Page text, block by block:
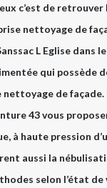
c’est de retrouver
nettoyage de
L Eglise dans
qui possède
de façade.
43 vous
à haute pression
aussi la
selon l’état